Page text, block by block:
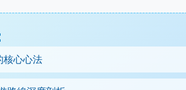
核心心法